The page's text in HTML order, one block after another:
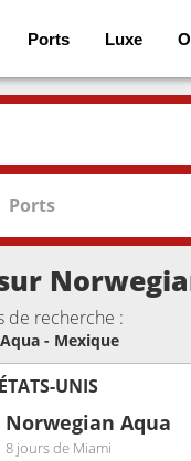
Ports Luxe
Ports
de recherche :
- Mexique
UNIS
Norwegian Aqua
8 joursde Miami